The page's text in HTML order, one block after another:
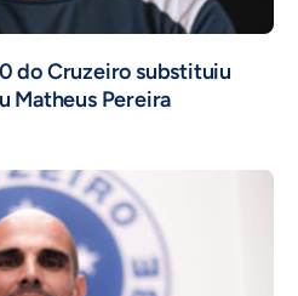
do Cruzeiro substituiu
Matheus Pereira